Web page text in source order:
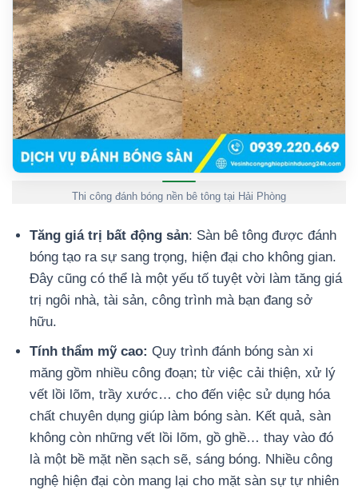
Thi công đánh bóng nền bê tông tại Hải Phòng
Tăng giá trị bất động sản: Sàn bê tông được đánh
bóng tạo ra sự sang trọng, hiện đại cho không gian.
Đây cũng có thể là một yếu tố tuyệt vời làm tăng giá
trị ngôi nhà, tài sản, công trình mà bạn đang sở
hữu.
Tính thẩm mỹ cao: Quy trình đánh bóng sàn xi
măng gồm nhiều công đoạn; từ việc cải thiện, xử lý
vết lồi lõm, trầy xước… cho đến việc sử dụng hóa
chất chuyên dụng giúp làm bóng sàn. Kết quả, sàn
không còn những vết lồi lõm, gồ ghề… thay vào đó
là một bề mặt nền sạch sẽ, sáng bóng. Nhiều công
nghệ hiện đại còn mang lại cho mặt sàn sự tự nhiên